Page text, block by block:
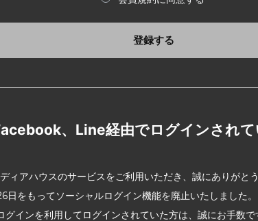
登録する
、Line経由でログインされ
ィアハウスのサービスをご利用いただき、誠にありがとう
日をもってソーシャルログイン機能を廃止いたしました。
グインを利用してログインされていた方は、誠にお手数